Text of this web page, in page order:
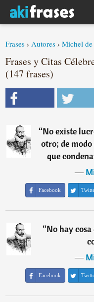
Frases ›Autores ›Michel
Frases y Citas
(147 frases)
“No existe
otro; de
que
―
Facebook
“No hay
―
Facebook